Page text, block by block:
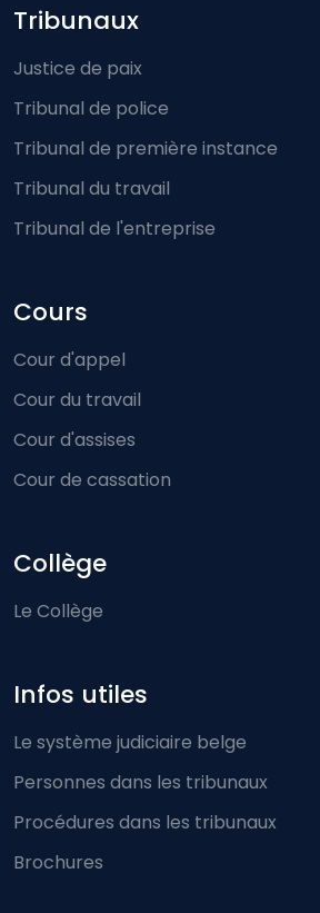
Footer-menu
Tribunaux
Justice de paix
Tribunal de police
Tribunal de première instance
Tribunal du travail
Tribunal de l'entreprise
Cours
Cour d'appel
Cour du travail
Cour d'assises
Cour de cassation
Collège
Le Collège
Infos utiles
Le système judiciaire belge
Personnes dans les tribunaux
Procédures dans les tribunaux
Brochures